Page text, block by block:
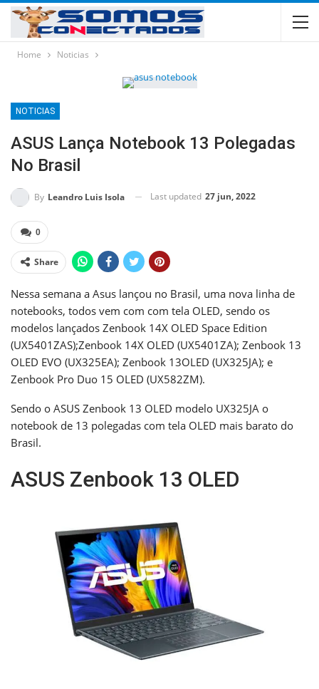
Home Noticias
NOTICIAS
ASUS Lança Notebook 13 Polegadas
No Brasil
By Leandro Luis Isola Last updated 27 jun, 2022
0
Share
Nessa semana a Asus lançou no Brasil, uma nova linha de
notebooks, todos vem com com tela OLED, sendo os
modelos lançados Zenbook 14X OLED Space Edition
(UX5401ZAS);Zenbook 14X OLED (UX5401ZA); Zenbook 13
OLED EVO (UX325EA); Zenbook 13OLED (UX325JA); e
Zenbook Pro Duo 15 OLED (UX582ZM).
Sendo o ASUS Zenbook 13 OLED modelo UX325JA o
notebook de 13 polegadas com tela OLED mais barato do
Brasil.
ASUS Zenbook 13 OLED